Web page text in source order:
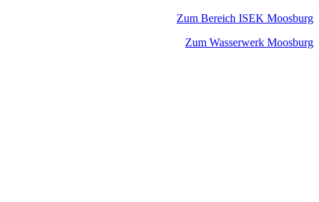
Zum Bereich ISEK Moosburg
Zum Wasserwerk Moosburg